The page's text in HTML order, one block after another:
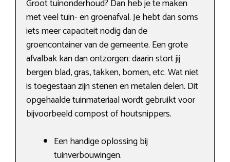
Groot tuinonderhoud? Dan heb je te maken
met veel tuin- en groenafval. Je hebt dan soms
iets meer capaciteit nodig dan de
groencontainer van de gemeente. Een grote
afvalbak kan dan ontzorgen: daarin stort jij
bergen blad, gras, takken, bomen, etc. Wat niet
is toegestaan zijn stenen en metalen delen. Dit
opgehaalde tuinmateriaal wordt gebruikt voor
bijvoorbeeld compost of houtsnippers.
Een handige oplossing bij
tuinverbouwingen.